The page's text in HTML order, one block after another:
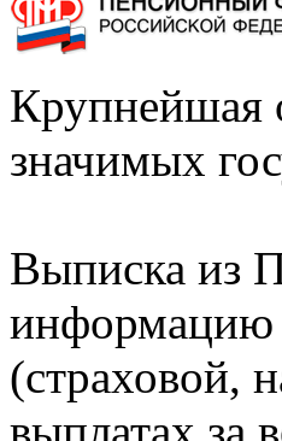
Крупнейшая
значимых
Выписка из
информацию
(страховой,
выплатах за